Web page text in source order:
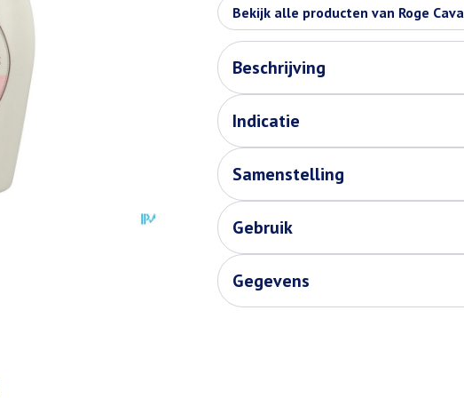
Bekijk alle producten van Roge
Beschrijving
Indicatie
Samenstelling
Gebruik
Gegevens